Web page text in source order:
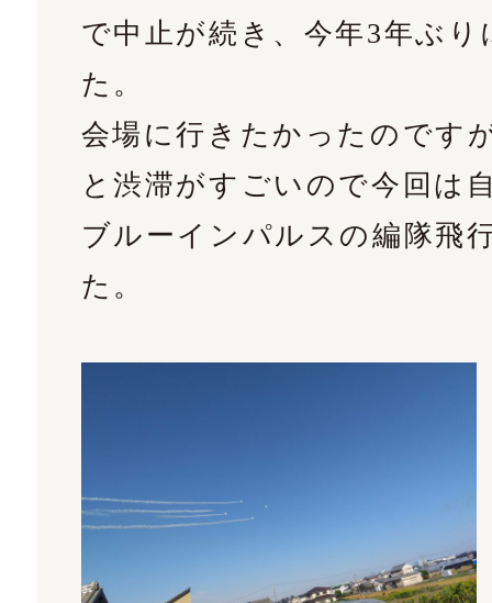
で中止が続き、今年3年ぶ
た。
会場に行きたかったのです
と渋滞がすごいので今回は
ブルーインパルスの編隊飛
た。